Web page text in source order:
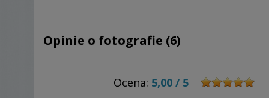
Opinie o fotografie (6)
Ocena: 5,00 / 5